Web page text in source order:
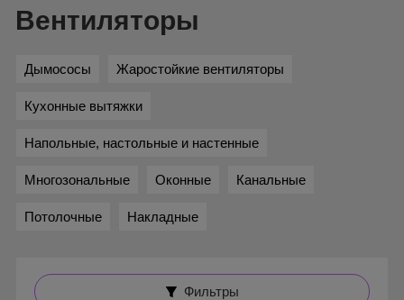
Вентиляторы
Дымососы Жаростойкие вентиляторы
Кухонные вытяжки
Напольные, настольные и настенные
Многозональные Оконные Канальные
Потолочные Накладные
Фильтры